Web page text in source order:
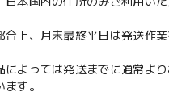
上、月末最終平日は発送作
よっては発送までに通常よ
す。